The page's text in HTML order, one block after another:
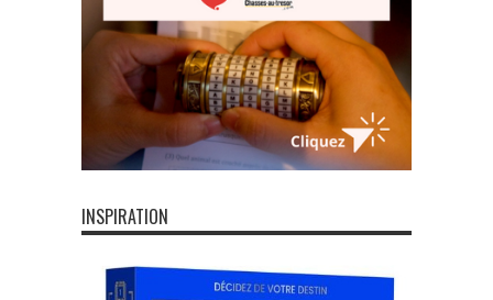
INSPIRATION